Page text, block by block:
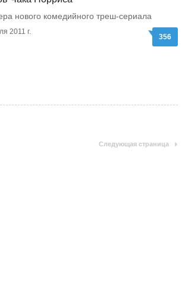
нового комедийного треш-сериала
2011 г.
356
Следующая страница